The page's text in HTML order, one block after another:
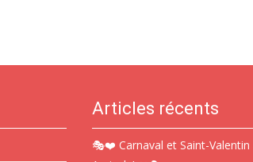
Articles récents
🎭❤️ Carnaval et Saint-Valentin